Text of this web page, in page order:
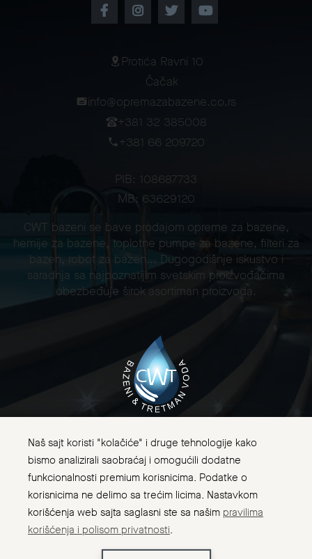
Protića Ravni 10
Čačak
info@opremazabazene.co.rs
+381 32 385008
+381 66 209720
PIB: 108687733
MB: 63629120
CWT bazeni se bave prodajom opreme za bazene,
hemije za bazene, toplotne pumpe za bazene, filteri za
bazen, robot za bazen... Dugogodišnje iskustvo i
saradnja sa najpoznatijim svetskim proizvođačima
obezbeđuje širok asortiman proizvoda.
CWT Bazeni za kupanje i tretman voda ©. Sva prava
zadržana 2026
Naš sajt koristi "kolačiće" i druge tehnologije kako
bismo analizirali saobraćaj i omogućili dodatne
funkcionalnosti premium korisnicima. Podatke o
korisnicima ne delimo sa trećim licima. Nastavkom
korišćenja web sajta saglasni ste sa našim pravilima
korišćenja i polisom privatnosti.